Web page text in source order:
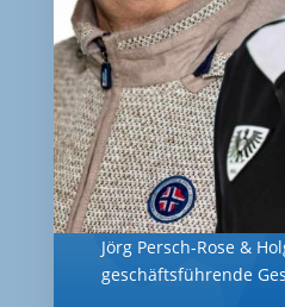
Jörg Persch-Rose &
geschäftsführende